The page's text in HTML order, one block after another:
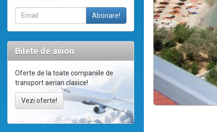
Bilete de avion
Oferte de la toate companiile de
transport aerian clasice!
Vezi oferte!